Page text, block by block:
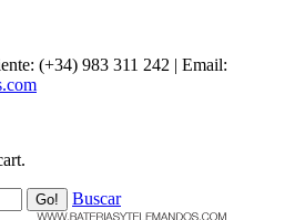
(+34) 983 311 242 | Email:
Buscar